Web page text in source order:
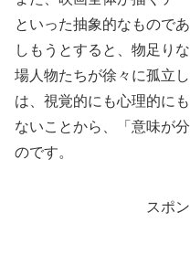
といった抽象的なもので
しもうとすると、物足り
場人物たちが徐々に孤立
は、視覚的にも心理的に
ないことから、「意味が
のです。
スポ